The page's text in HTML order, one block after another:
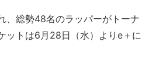
、総勢48名のラッパーがトーナ
ットは6月28日（水）よりe＋に